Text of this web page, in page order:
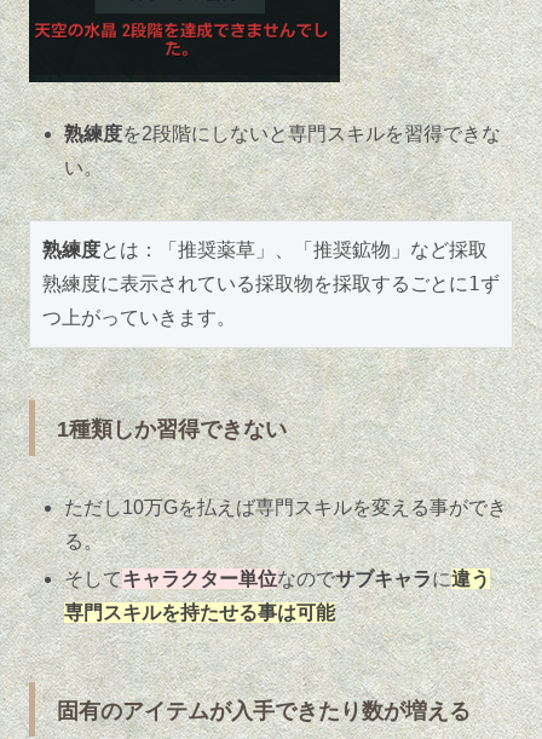
熟練度を2段階にしないと専門スキルを習得できな
い。
熟練度とは：「推奨薬草」、「推奨鉱物」など採取
熟練度に表示されている採取物を採取するごとに1ず
つ上がっていきます。
1種類しか習得できない
ただし10万Gを払えば専門スキルを変える事ができ
る。
そしてキャラクター単位なのでサブキャラに違う
専門スキルを持たせる事は可能
固有のアイテムが入手できたり数が増える